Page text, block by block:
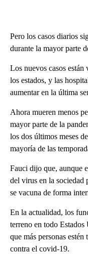
Pero los casos diarios
durante la mayor parte
Los nuevos casos
los estados, y las
aumentar en la última
Ahora mueren menos
mayor parte de la
los dos últimos meses
mayoría de las
Fauci dijo que, aunque
del virus en la sociedad
se vacuna de forma
En la actualidad, los
terreno en todo
que más personas
contra el covid-19.